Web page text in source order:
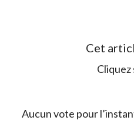
Cet
Aucun vote pour